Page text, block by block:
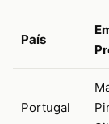
País
Portugal